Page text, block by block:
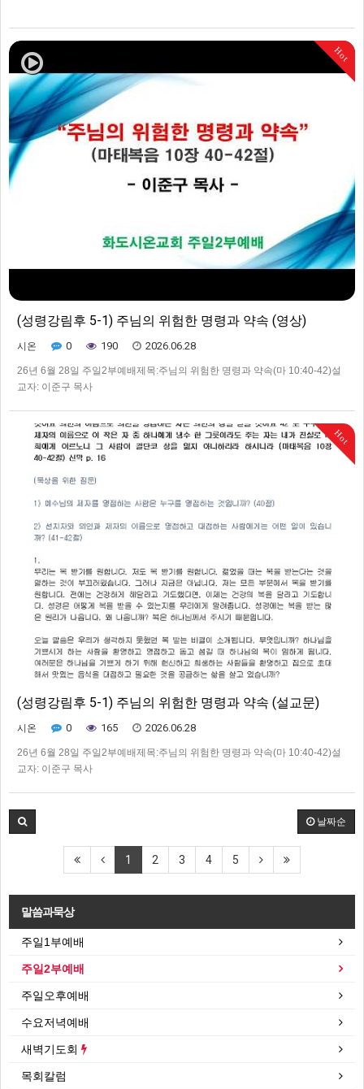
Hot
(성령강림후 5-1) 주님의 위험한 명령과 약속 (영상)
시온 0 190 2026.06.28
26년 6월 28일 주일2부예배제목:주님의 위험한 명령과 약속(마 10:40-42)설
교자: 이준구 목사
Hot
(성령강림후 5-1) 주님의 위험한 명령과 약속 (설교문)
시온 0 165 2026.06.28
26년 6월 28일 주일2부예배제목:주님의 위험한 명령과 약속(마 10:40-42)설
교자: 이준구 목사
날짜순
1 2 3 4 5
말씀과묵상
주일1부예배
주일2부예배
주일오후예배
수요저녁예배
새벽기도회
목회칼럼